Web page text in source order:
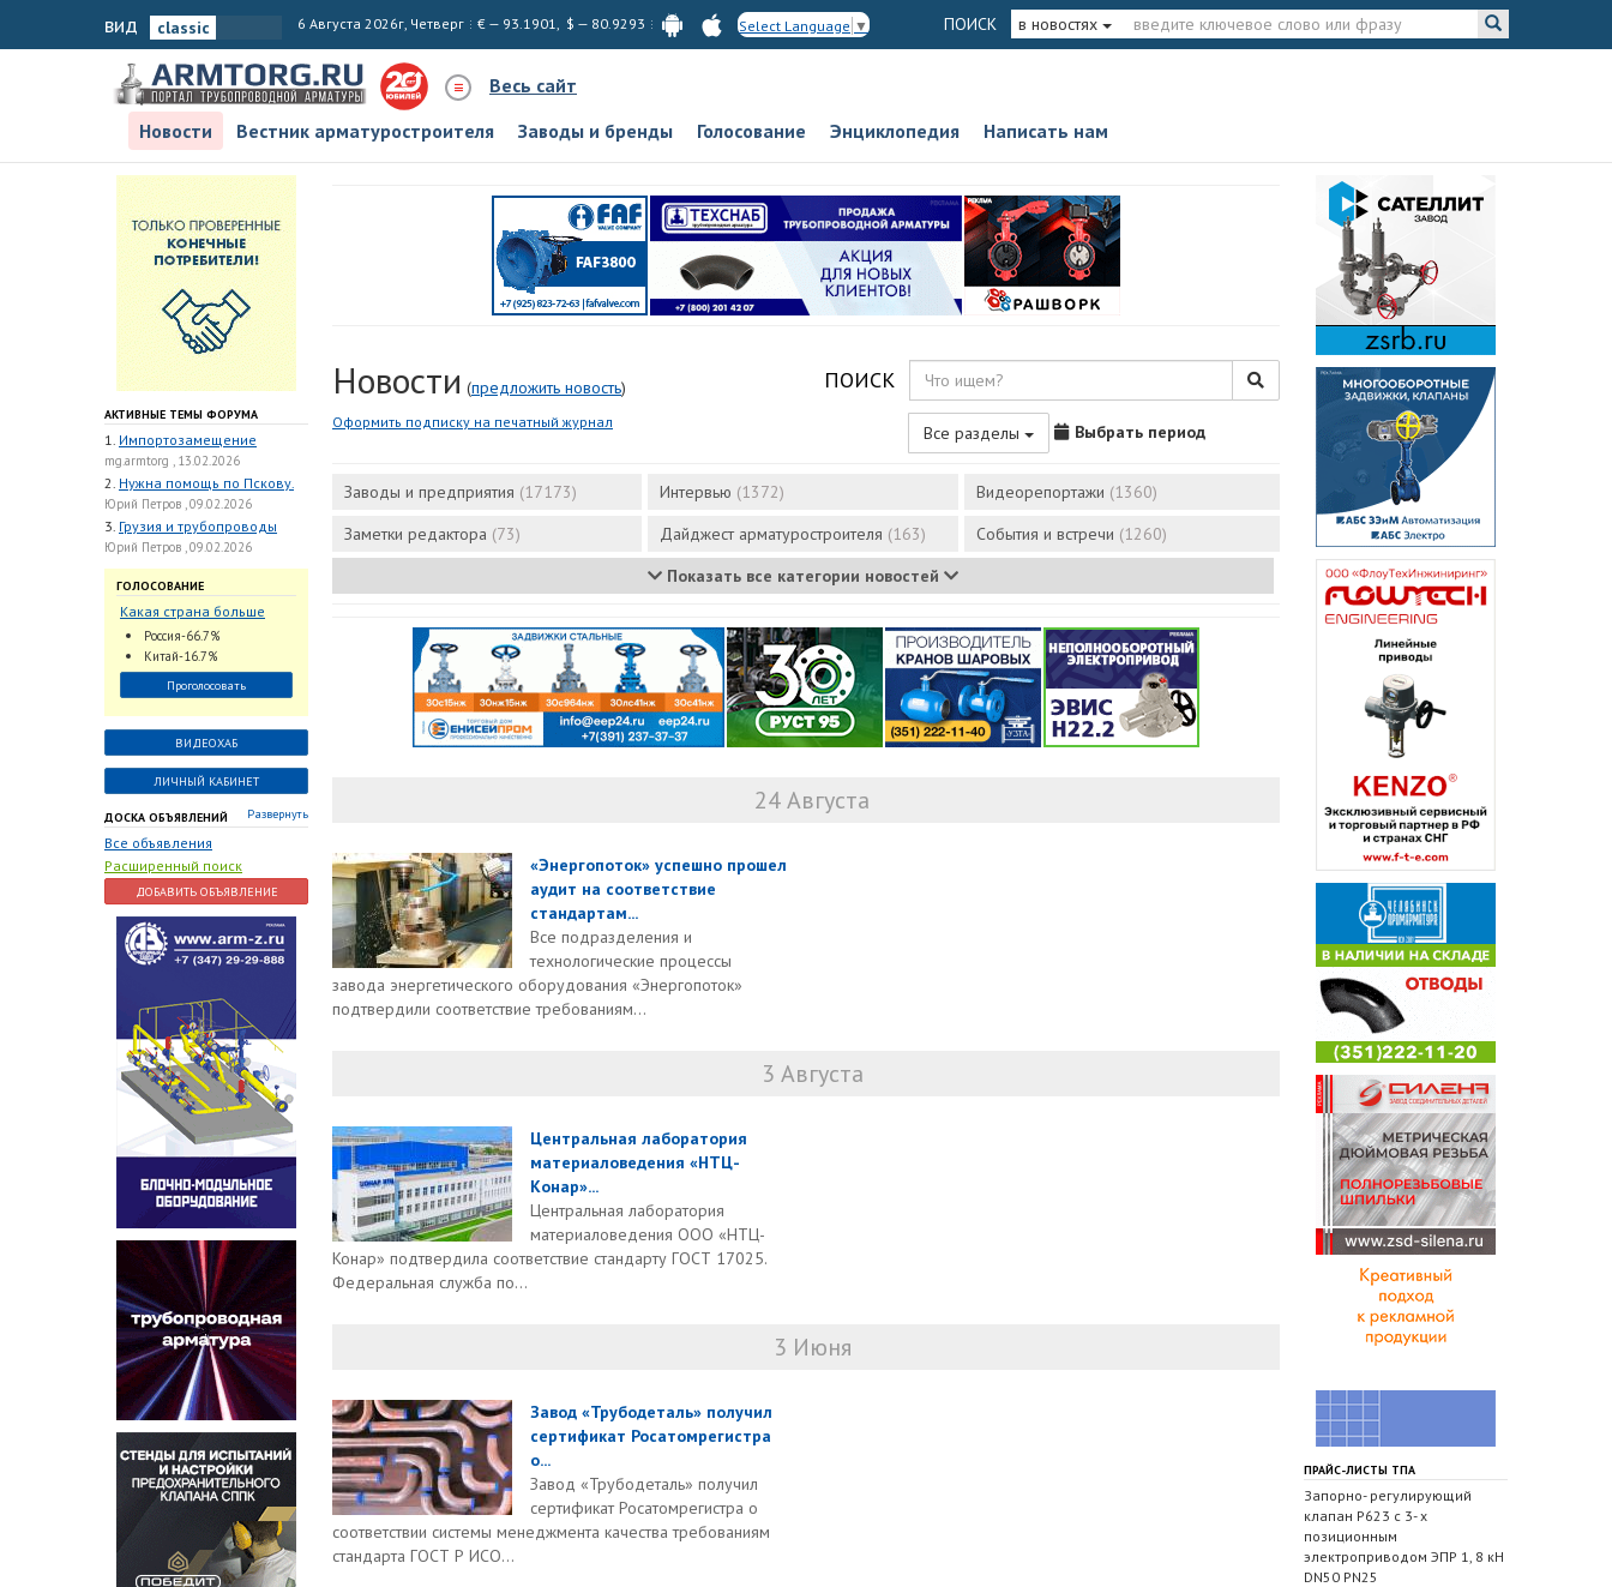
вид 6 Августа 2026г, Четверг € — 93.1901, $ — 80.9293 Select Language ▼ ПОИСК в новостях
Весь сайт
Новости
Вестник арматуростроителя Заводы и бренды Голосование Энциклопедия Написать нам
АКТИВНЫЕ ТЕМЫ ФОРУМА
1. Импортозамещение
mg.armtorg , 13.02.2026
2. Нужна помощь по Пскову.
Юрий Петров , 09.02.2026
3. Грузия и трубопроводы
Юрий Петров , 09.02.2026
ГОЛОСОВАНИЕ
Какая страна больше
всего поставляет
трубопроводную
арматуру в химическую
отрасль?
Россия-66.7%
Китай-16.7%
Проголосовать
ВИДЕОХАБ
ЛИЧНЫЙ КАБИНЕТ
ДОСКА ОБЪЯВЛЕНИЙ Развернуть
Все объявления
Расширенный поиск
ДОБАВИТЬ ОБЪЯВЛЕНИЕ
Новости (предложить новость)
Оформить подписку на печатный журнал
ПОИСК
Все разделы Выбрать период
Заводы и предприятия (17173) Интервью (1372) Видеорепортажи (1360)
Заметки редактора (73) Дайджест арматуростроителя (163) События и встречи (1260)
Показать все категории новостей
24 Августа
«Энергопоток» успешно прошел
аудит на соответствие
стандартам...
Все подразделения и
технологические процессы
завода энергетического оборудования «Энергопоток»
подтвердили соответствие требованиям...
3 Августа
Центральная лаборатория
материаловедения «НТЦ-
Конар»...
Центральная лаборатория
материаловедения ООО «НТЦ-
Конар» подтвердила соответствие стандарту ГОСТ 17025.
Федеральная служба по...
3 Июня
Завод «Трубодеталь» получил
сертификат Росатомрегистра
о...
Завод «Трубодеталь» получил
сертификат Росатомрегистра о
соответствии системы менеджмента качества требованиям
стандарта ГОСТ Р ИСО...
ПРАЙС-ЛИСТЫ ТПА
Запорно- регулирующий
клапан Р623 с 3- х
позиционным
электроприводом ЭПР 1, 8 кН
DN50 PN25